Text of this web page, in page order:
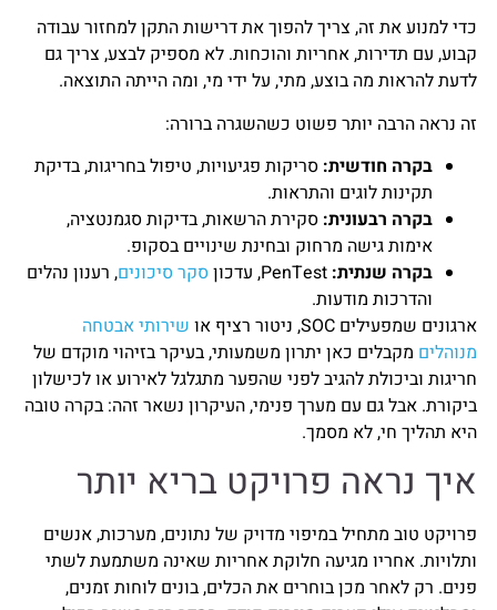
כדי למנוע את זה, צריך להפוך את דרישות התקן למחזור עבודה
קבוע, עם תדירות, אחריות והוכחות. לא מספיק לבצע, צריך גם
לדעת להראות מה בוצע, מתי, על ידי מי, ומה הייתה התוצאה.
זה נראה הרבה יותר פשוט כשהשגרה ברורה:
בקרה חודשית: סריקות פגיעויות, טיפול בחריגות, בדיקת
תקינות לוגים והתראות.
בקרה רבעונית: סקירת הרשאות, בדיקות סגמנטציה,
אימות גישה מרחוק ובחינת שינויים בסקופ.
בקרה שנתית:
סקר סיכונים, רענון נהלים
והדרכות מודעות.
ארגונים שמפעילים SOC, ניטור רציף או
שירותי אבטחה
מנוהלים מקבלים כאן יתרון משמעותי, בעיקר בזיהוי מוקדם של
חריגות וביכולת להגיב לפני שהפער מתגלגל לאירוע או לכישלון
ביקורת. אבל גם עם מערך פנימי, העיקרון נשאר זהה: בקרה טובה
היא תהליך חי, לא מסמך.
איך נראה פרויקט בריא יותר
פרויקט טוב מתחיל במיפוי מדויק של נתונים, מערכות, אנשים
ותלויות. אחריו מגיעה חלוקת אחריות שאינה משתמעת לשתי
פנים. רק לאחר מכן בוחרים את הכלים, בונים לוחות זמנים,